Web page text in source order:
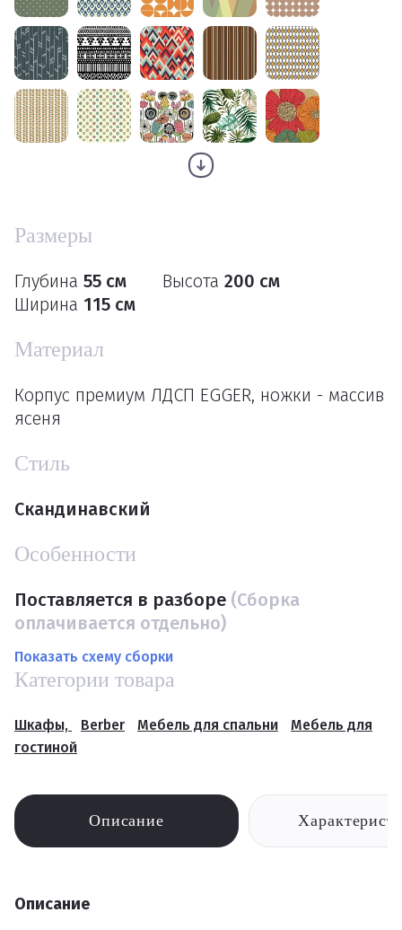
Размеры
Глубина 55 см Высота 200 см
Ширина 115 см
Материал
Корпус премиум ЛДСП EGGER, ножки - массив
ясеня
Стиль
Скандинавский
Особенности
Поставляется в разборе (Сборка
оплачивается отдельно)
Показать схему сборки
Категории товара
Шкафы, Berber Мебель для спальни
Мебель для
гостиной
Описание
Описание